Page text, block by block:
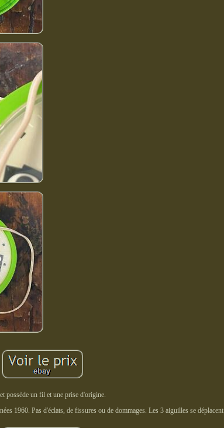
possède un fil et une prise d'origine.
1960. Pas d'éclats, de fissures ou de dommages. Les 3 aiguilles se déplacent